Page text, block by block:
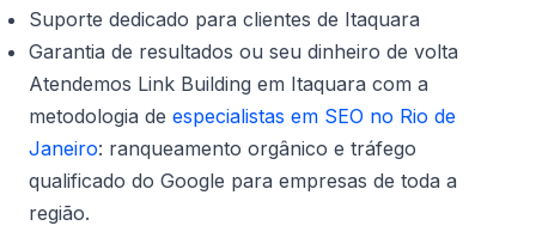
Suporte dedicado para clientes de Itaquara
Garantia de resultados ou seu dinheiro de volta
Atendemos Link Building em Itaquara com a
metodologia de especialistas em SEO no Rio de
Janeiro: ranqueamento orgânico e tráfego
qualificado do Google para empresas de toda a
região.